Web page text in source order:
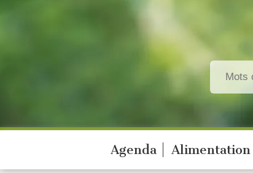
Agenda Alimentation